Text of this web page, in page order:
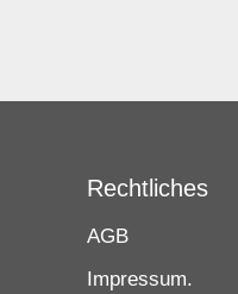
Rechtliches
AGB
Impressum.